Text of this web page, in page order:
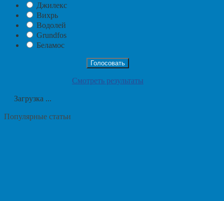
Джилекс
Вихрь
Водолей
Grundfos
Беламос
Смотреть результаты
Загрузка ...
Популярные статьи